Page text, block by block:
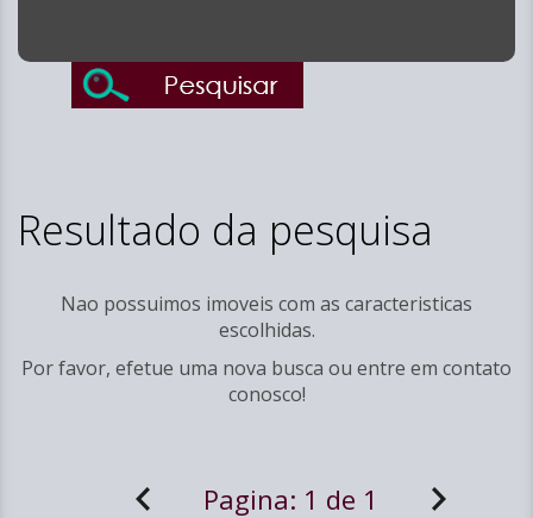
Resultado da pesquisa
Nao possuimos imoveis com as caracteristicas
escolhidas.
Por favor, efetue uma nova busca ou entre em contato
conosco!
Pagina: 1 de 1